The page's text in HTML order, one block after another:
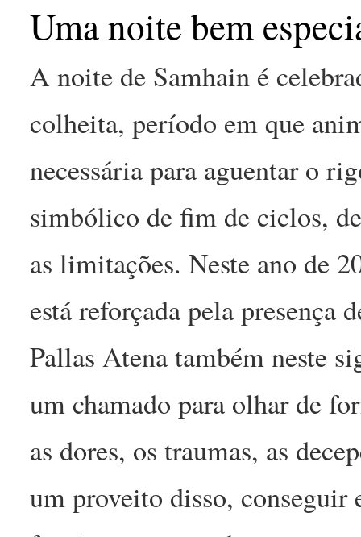
Uma noite bem
A noite de Samhain é
colheita, período em que
necessária para aguentar o
simbólico de fim de ciclos,
as limitações. Neste ano de
está reforçada pela presença
Pallas Atena também neste
um chamado para olhar de
as dores, os traumas, as
um proveito disso, conseguir